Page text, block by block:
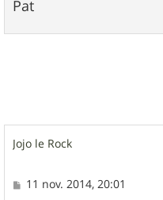
Pat
Jojo le Rock
M11 nov. 2014, 20:01